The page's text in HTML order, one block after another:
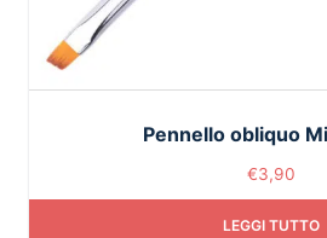
Pennello obliquo
€3,90
LEGGI TUTTO